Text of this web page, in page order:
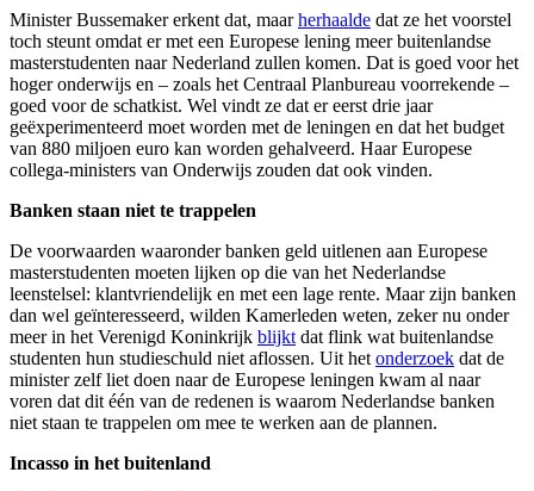
Minister Bussemaker erkent dat, maarherhaalde dat ze het voorstel
toch steunt omdat er met een Europese lening meer buitenlandse
masterstudenten naar Nederland zullen komen. Dat is goed voor het
hoger onderwijs en – zoals het Centraal Planbureau voorrekende –
goed voor de schatkist. Wel vindt ze dat er eerst drie jaar
geëxperimenteerd moet worden met de leningen en dat het budget
van 880 miljoen euro kan worden gehalveerd. Haar Europese
collega-ministers van Onderwijs zouden dat ook vinden.
Banken staan niet te trappelen
De voorwaarden waaronder banken geld uitlenen aan Europese
masterstudenten moeten lijken op die van het Nederlandse
leenstelsel: klantvriendelijk en met een lage rente. Maar zijn banken
dan wel geïnteresseerd, wilden Kamerleden weten, zeker nu onder
meer in het Verenigd Koninkrijk blijkt dat flink wat buitenlandse
studenten hun studieschuld niet aflossen. Uit het onderzoek dat de
minister zelf liet doen naar de Europese leningen kwam al naar
voren dat dit één van de redenen is waarom Nederlandse banken
niet staan te trappelen om mee te werken aan de plannen.
Incasso in het buitenland